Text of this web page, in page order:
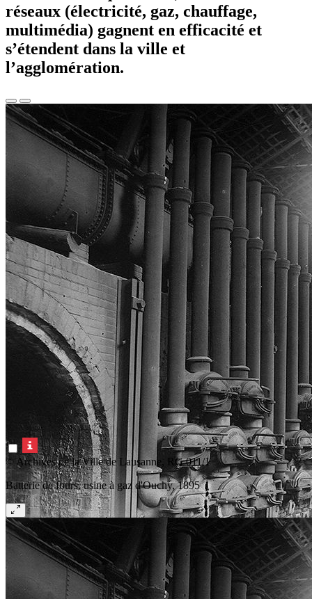
réseaux (électricité, gaz, chauffage,
multimédia) gagnent en efficacité et
s’étendent dans la ville et
l’agglomération.
© Archives de la Ville de Lausanne, RG 011/1
Batterie de fours, usine à gaz d'Ouchy, 1895